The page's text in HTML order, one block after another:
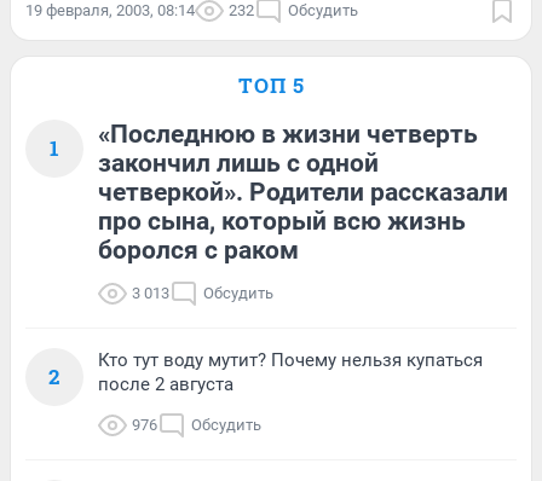
19 февраля, 2003, 08:14 232 Обсудить
ТОП 5
1
«Последнюю в жизни четверть
закончил лишь с одной
четверкой». Родители рассказали
про сына, который всю жизнь
боролся с раком
3 013 Обсудить
2
Кто тут воду мутит? Почему нельзя купаться
после 2 августа
976 Обсудить